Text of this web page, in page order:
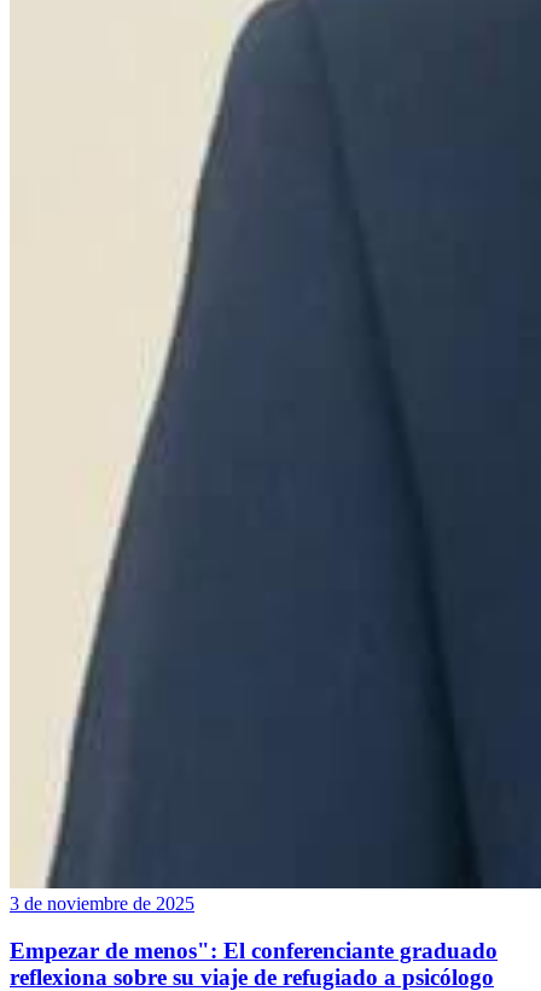
3 de noviembre de 2025
Empezar de menos": El conferenciante graduado
reflexiona sobre su viaje de refugiado a psicólogo